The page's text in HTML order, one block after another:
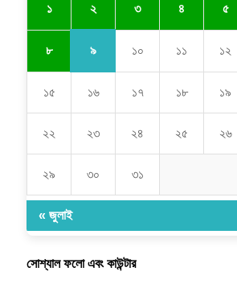
১ ২ ৩ ৪ ৫
৮ ৯ ১০ ১১ ১২
১৫ ১৬ ১৭ ১৮ ১৯
২২ ২৩ ২৪ ২৫ ২৬
২৯ ৩০ ৩১
« জুলাই
সোশ্যাল ফলো এবং কাউন্টার